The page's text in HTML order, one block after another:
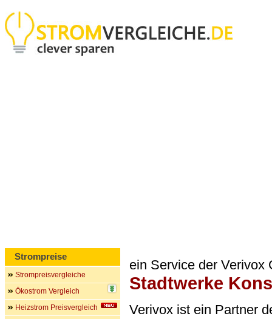
ein Service der Verivox
Stadtwerke
Verivox ist ein Partner
Strompreise
Strompreisvergleiche
Ökostrom Vergleich
Heizstrom Preisvergleich